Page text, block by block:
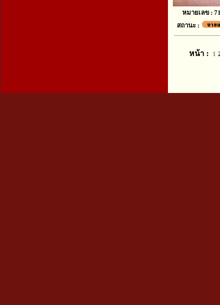
หมายเลข :
สถานะ :
หน้า : 1